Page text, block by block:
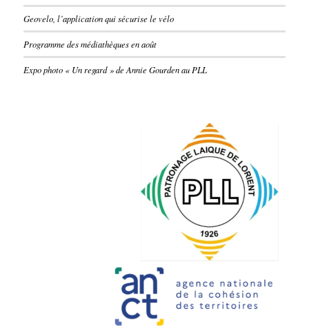
Geovelo, l’application qui sécurise le vélo
Programme des médiathèques en août
Expo photo « Un regard » de Annie Gourden au PLL